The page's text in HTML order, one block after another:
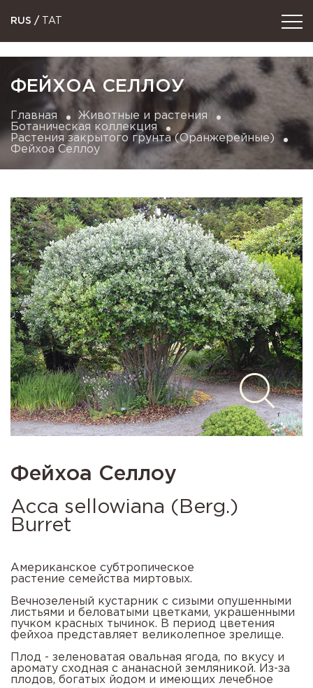
RUS / TAT
ФЕЙХОА СЕЛЛОУ
Главная
Животные и растения
Ботаническая коллекция
Растения закрытого грунта (Оранжерейные)
Фейхоа Селлоу
Фейхоа Селлоу
Acca sellowiana (Berg.)
Burret
Американское субтропическое
растение семейства миртовых.
Вечнозеленый кустарник с сизыми опушенными
листьями и беловатыми цветками, украшенными
пучком красных тычинок. В период цветения
фейхоа представляет великолепное зрелище.
Плод - зеленоватая овальная ягода, по вкусу и
аромату сходная с ананасной земляникой. Из-за
плодов, богатых йодом и имеющих лечебное